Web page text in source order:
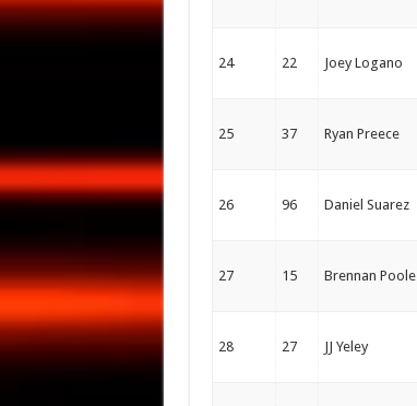
24 22 Joey Logano
25 37 Ryan Preece
26 96 Daniel Suarez
27 15 Brennan Poole
28 27 JJ Yeley